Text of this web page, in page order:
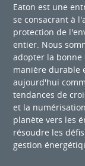
Eaton est une
se consacrant à
protection de
entier. Nous
adopter la bonne
manière durable
aujourd'hui
tendances de
et la
planète vers les
résoudre les
gestion